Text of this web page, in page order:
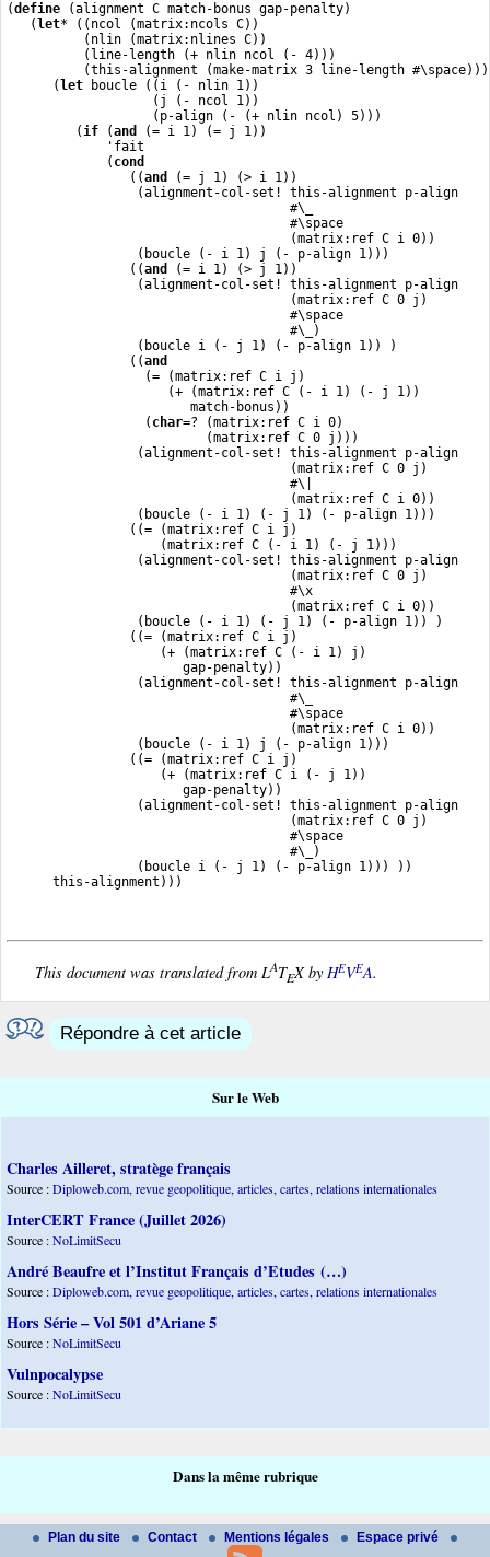
(define (alignment C match-bonus gap-penalty)
   (
let* ((ncol (matrix:ncols C))
          (nlin (matrix:nlines C))
          (line-length (+ nlin ncol (- 4)))
          (this-alignment (make-matrix 3 line-length #\space)))
      (
let boucle ((i (- nlin 1))
                   (j (- ncol 1))
                   (p-align (- (+ nlin ncol) 5)))
         (
if (and
(= i 1) (= j 1))
             'fait
             (
cond
                ((
and
(= j 1) (> i 1))
                 (alignment-col-set! this-alignment p-align
                                     #\_
                                     #\space
                                     (matrix:ref C i 0))
                 (boucle (- i 1) j (- p-align 1)))
                ((
and
(= i 1) (> j 1))
                 (alignment-col-set! this-alignment p-align
                                     (matrix:ref C 0 j)
                                     #\space
                                     #\_)
                 (boucle i (- j 1) (- p-align 1)) )
                ((
and
                  (= (matrix:ref C i j)
                     (+ (matrix:ref C (- i 1) (- j 1))
                        match-bonus))
                  (
char=? (matrix:ref C i 0)
                          (matrix:ref C 0 j)))
                 (alignment-col-set! this-alignment p-align
                                     (matrix:ref C 0 j)
                                     #\|
                                     (matrix:ref C i 0))
                 (boucle (- i 1) (- j 1) (- p-align 1)))
                ((= (matrix:ref C i j)
                    (matrix:ref C (- i 1) (- j 1)))
                 (alignment-col-set! this-alignment p-align
                                     (matrix:ref C 0 j)
                                     #\x
                                     (matrix:ref C i 0))
                 (boucle (- i 1) (- j 1) (- p-align 1)) )
                ((= (matrix:ref C i j)
                    (+ (matrix:ref C (- i 1) j)
                       gap-penalty))
                 (alignment-col-set! this-alignment p-align
                                     #\_
                                     #\space
                                     (matrix:ref C i 0))
                 (boucle (- i 1) j (- p-align 1)))
                ((= (matrix:ref C i j)
                    (+ (matrix:ref C i (- j 1))
                       gap-penalty))
                 (alignment-col-set! this-alignment p-align
                                     (matrix:ref C 0 j)
                                     #\space
                                     #\_)
                 (boucle i (- j 1) (- p-align 1))) ))
      this-alignment)))
This document was translated from LATEX by HEVEA.
Répondre à cet article
Sur le Web
Charles Ailleret, stratège français
Source :Diploweb.com, revue geopolitique, articles, cartes, relations internationales
InterCERT France (Juillet 2026)
Source :NoLimitSecu
André Beaufre et l’Institut Français d’Etudes (…)
Source :Diploweb.com, revue geopolitique, articles, cartes, relations internationales
Hors Série – Vol 501 d’Ariane 5
Source :NoLimitSecu
Vulnpocalypse
Source :NoLimitSecu
Dans la même rubrique
Plan du site Contact Mentions légales Espace privé